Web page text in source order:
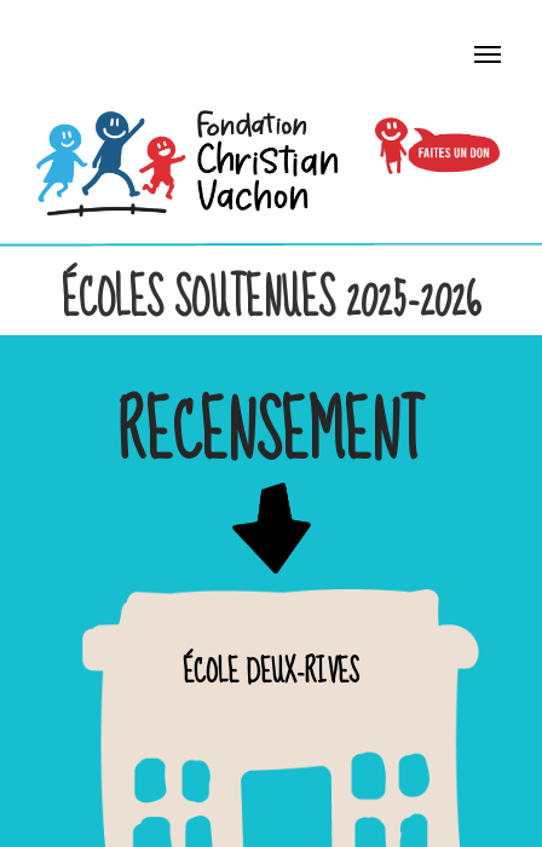
ÉCOLES SOUTENUES 2025-2026
RECENSEMENT
ÉCOLE DEUX-RIVES